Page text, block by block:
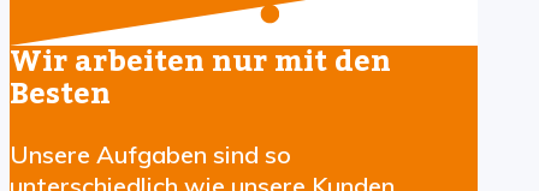
Wir arbeiten nur mit den
Besten
Unsere Aufgaben sind so